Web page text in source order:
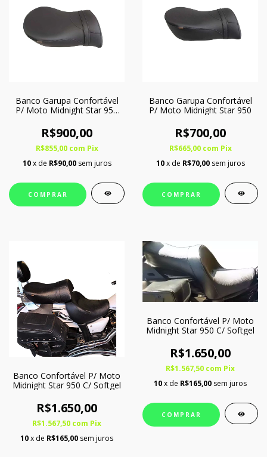
Banco Garupa Confortável
P/ Moto Midnight Star 950
R$900,00
R$855,00 com Pix
10 x de R$90,00 sem juros
COMPRAR
Banco Garupa Confortável
P/ Moto Midnight Star 950
R$700,00
R$665,00 com Pix
10 x de R$70,00 sem juros
COMPRAR
Banco Confortável P/ Moto
Midnight Star 950 C/ Softgel
R$1.650,00
R$1.567,50 com Pix
10x de R$165,00 sem juros
Banco Confortável P/ Moto
Midnight Star 950 C/ Softgel
R$1.650,00
R$1.567,50 com Pix
10x de R$165,00 sem juros
COMPRAR